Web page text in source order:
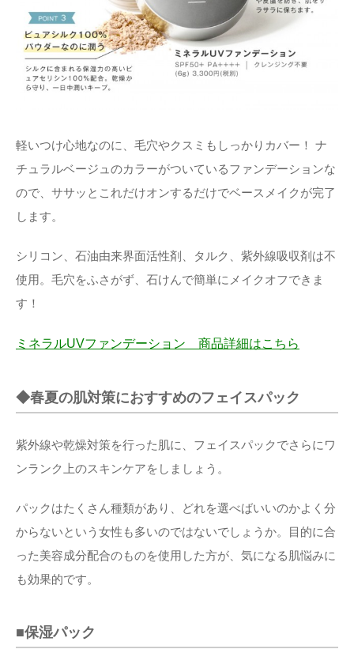
軽いつけ心地なのに、毛穴やクスミもしっかりカバー！ ナ
チュラルベージュのカラーがついているファンデーションな
ので、ササッとこれだけオンするだけでベースメイクが完了
します。
シリコン、石油由来界面活性剤、タルク、紫外線吸収剤は不
使用。毛穴をふさがず、石けんで簡単にメイクオフできま
す！
ミネラルUVファンデーション 商品詳細はこちら
◆春夏の肌対策におすすめのフェイスパック
紫外線や乾燥対策を行った肌に、フェイスパックでさらにワ
ンランク上のスキンケアをしましょう。
パックはたくさん種類があり、どれを選べばいいのかよく分
からないという女性も多いのではないでしょうか。目的に合
った美容成分配合のものを使用した方が、気になる肌悩みに
も効果的です。
■保湿パック